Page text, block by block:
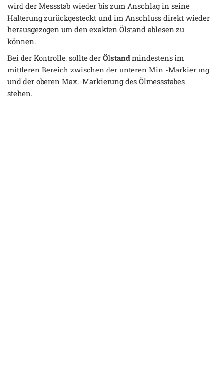
wird der Messstab wieder bis zum Anschlag in seine
Halterung zurückgesteckt und im Anschluss direkt wieder
herausgezogen um den exakten Ölstand ablesen zu
können.
Bei der Kontrolle, sollte der Ölstand mindestens im
mittleren Bereich zwischen der unteren Min.-Markierung
und der oberen Max.-Markierung des Ölmessstabes
stehen.